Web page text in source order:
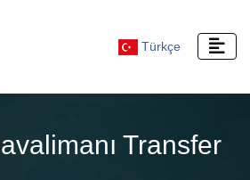
Türkçe
Transfer